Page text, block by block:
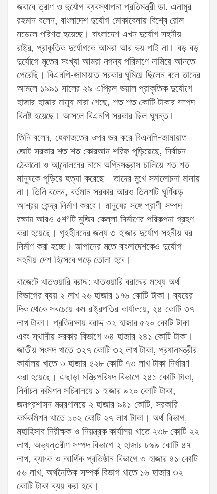
জবাবে ত্রাণ ও দুর্যোগ ব্যবস্থাপনা প্রতিমন্ত্রী ডা. এনামুর
রহমান বলেন, বাংলাদেশ দুর্যোগ মোকাবেলায় বিশ্বে রোল
মডেলে পরিণত হয়েছে। বাংলাদেশ এখন দুর্যোগ সহনীয়
রাষ্ট্র, প্রাকৃতিক দুর্যোগকে আমরা আর ভয় পাই না। বড় বড়
দুর্যোগে মৃতের সংখ্যা আমরা নগন্য পরিমাণে নামিয়ে আনতে
পেরেছি। বিএনপি-জামায়াত সরকার ঘুমিয়ে ছিলেন বলে তাদের
আমলে ১৯৯১ সালের ২৯ এপ্রিল ভয়াল প্রাকৃতিক দুর্যোগে
হাজার হাজার মানুষ মারা গেছে, শত শত কোটি টাকার সম্পদ
বিনষ্ট হয়েছে। আসলে বিএনপি সরকার ছিল ঘুমন্ত।
তিনি বলেন, হেফাজতের ওপর ভর করে বিএনপি-জামায়াত
জোট সরকার শত শত কোরআন শরিফ পুড়িয়েছে, নির্বাচন
ঠেকানো ও আন্দোলনের নামে অগ্নিসন্ত্রাস চালিয়ে শত শত
মানুষকে পুড়িয়ে হত্যা করেছে। তাদের মুখে সমালোচনা মানায়
না। তিনি বলেন, বর্তমান সরকার আরও তিনশটি ঘূর্ণিঝড়
আশ্রয় কেন্দ্র নির্মাণ করবে। মানুষের সঙ্গে প্রাণী সম্পদ
রক্ষায় আরও ৫শ’টি মুজিব কেল্লা নির্মাণের পরিকল্পনা গ্রহণ
করা হয়েছে। গৃহহীনদের জন্য ৩ হাজার দুর্যোগ সহনীয় ঘর
নির্মাণ করা হচ্ছে। জাপানের মতে বাংলাদেশকেও দুর্যোগ
সহনীয় দেশ হিসেবে গড়ে তোলা হবে।
বাজেটে খাতওয়ারি বরাদ্দ: খাতওয়ারি বরাদ্দের মধ্যে অর্থ
বিভাগের ব্যয় ২ লাখ ২৬ হাজার ১৭৬ কোটি টাকা। ব্যয়ের
দিক থেকে সবচেয়ে কম রাষ্ট্রপতির কার্যালয়ে, ২৪ কোটি ৩৭
লাখ টাকা। প্রতিরক্ষায় বরাদ্দ ৩২ হাজার ৫২০ কোটি টাকা
এবং স্থানীয় সরকার বিভাগে ৩৪ হাজার ২৪১ কোটি টাকা।
জাতীয় সংসদ খাতে ৩২৭ কোটি ৩২ লাখ টাকা, প্রধানমন্ত্রীর
কার্যালয় খাতে ৩ হাজার ৫২৮ কোটি ৭৩ লাখ টাকা নির্ধারণ
করা হয়েছে। এছাড়া মন্ত্রিপরিষদ বিভাগে ২৪১ কোটি টাকা,
নির্বাচন কমিশন সচিবালয়ে ১ হাজার ৯২০ কোটি টাকা,
জনপ্রশাসন মন্ত্রণালয়ে ২ হাজার ৯৪১ কোটি, সরকারি
কর্মকমিশন খাতে ১০২ কোটি ২৭ লাখ টাকা। অর্থ বিভাগ,
মহাহিসাব নিরীক্ষক ও নিয়ন্ত্রক কার্যালয় খাতে ২৩৮ কোটি ২২
লাখ, অভ্যন্তরীণ সম্পদ বিভাগে ২ হাজার ৮৯৯ কোটি ৪৭
লাখ, ব্যাংক ও আর্থিক প্রতিষ্ঠান বিভাগে ৩ হাজার ৪১ কোটি
৫৬ লাখ, অর্থনৈতিক সম্পর্ক বিভাগ খাতে ১৬ হাজার ৩২
কোটি টাকা ব্যয় করা হবে।